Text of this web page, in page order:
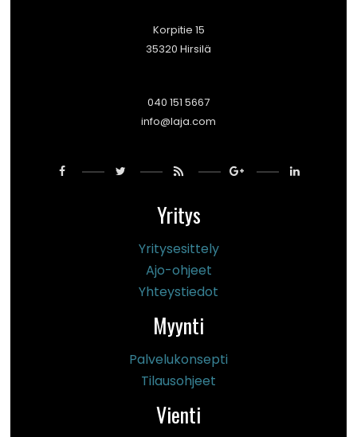
Korpitie 15
35320 Hirsilä
040 151 5667
info@laja.com
Yritys
Yritysesittely
Ajo-ohjeet
Yhteystiedot
Myynti
Palvelukonsepti
Tilausohjeet
Vienti